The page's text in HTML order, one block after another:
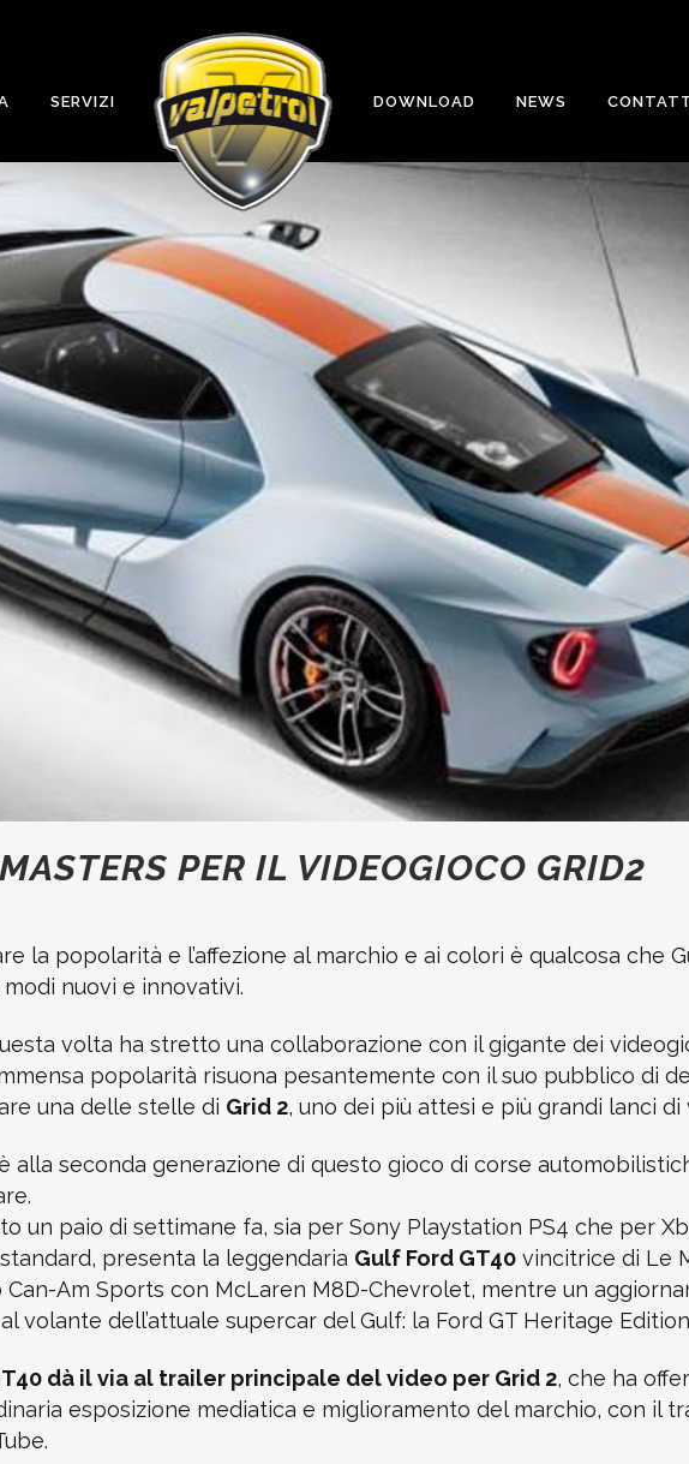
SERVIZI DOWNLOAD NEWS
PER IL VIDEOGIOCO GRID2
la popolarità e l’affezione al marchio e ai colori è qualcosa che
nuovi e innovativi.
volta ha stretto una collaborazione con il gigante dei
popolarità risuona pesantemente con il suo pubblico di
una delle stelle di Grid 2, uno dei più attesi e più grandi lanci di
alla seconda generazione di questo gioco di corse
un paio di settimane fa, sia per Sony Playstation PS4 che per
presenta la leggendaria Gulf Ford GT40 vincitrice di Le
Can-Am Sports con McLaren M8D-Chevrolet, mentre un
volante dell’attuale supercar del Gulf: la Ford GT Heritage
dà il via al trailer principale del video per Grid 2, che ha
esposizione mediatica e miglioramento del marchio, con il